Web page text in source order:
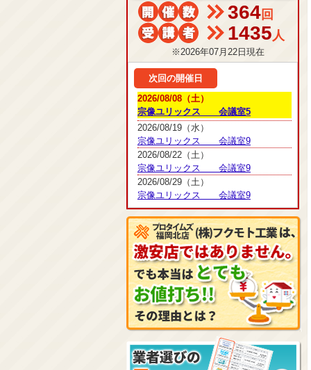
364回
1435人
※2026年07月22日現在
次回の開催日
2026/08/08（土）
宗像ユリックス 会議室5
2026/08/19（水）
宗像ユリックス 会議室9
2026/08/22（土）
宗像ユリックス 会議室9
2026/08/29（土）
宗像ユリックス 会議室9